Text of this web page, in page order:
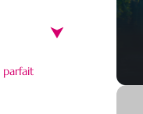
parfait